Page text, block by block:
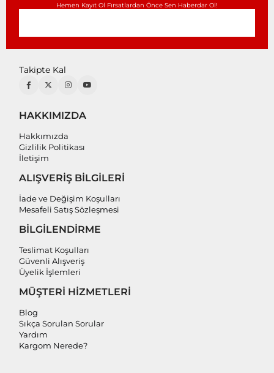
Hemen Kayıt Ol Fırsatlardan Önce Sen Haberdar Ol!
Takipte Kal
HAKKIMIZDA
Hakkımızda
Gizlilik Politikası
İletişim
ALIŞVERİŞ BİLGİLERİ
İade ve Değişim Koşulları
Mesafeli Satış Sözleşmesi
BİLGİLENDİRME
Teslimat Koşulları
Güvenli Alışveriş
Üyelik İşlemleri
MÜŞTERİ HİZMETLERİ
Blog
Sıkça Sorulan Sorular
Yardım
Kargom Nerede?